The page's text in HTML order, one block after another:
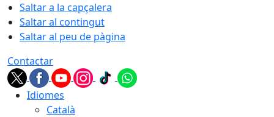
Saltar a la capçalera
Saltar al contingut
Saltar al peu de pàgina
Contactar
Idiomes
Català